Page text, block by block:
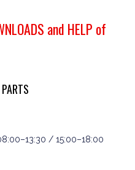
and HELP of
/ 15:00–18:00